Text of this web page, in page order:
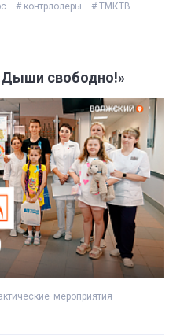
# контрлолеры # ТМКТВ
свободно!»